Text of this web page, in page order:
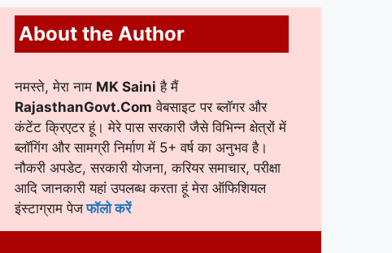
About the Author
नमस्ते, मेरा नाम MK Saini है मैं
RajasthanGovt.Com वेबसाइट पर ब्लॉगर और
कंटेंट क्रिएटर हूं। मेरे पास सरकारी जैसे विभिन्न क्षेत्रों में
ब्लॉगिंग और सामग्री निर्माण में 5+ वर्ष का अनुभव है।
नौकरी अपडेट, सरकारी योजना, करियर समाचार, परीक्षा
आदि जानकारी यहां उपलब्ध करता हूं मेरा ऑफिशियल
इंस्टाग्राम पेज फॉलो करें